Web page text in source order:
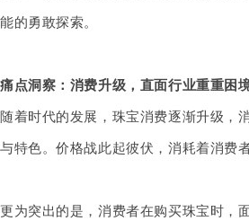
能的勇敢探索。
痛点洞察：消费升级，直面行业重重困
随着时代的发展，珠宝消费逐渐升级，
与特色。价格战此起彼伏，消耗着消费
更为突出的是，消费者在购买珠宝时，